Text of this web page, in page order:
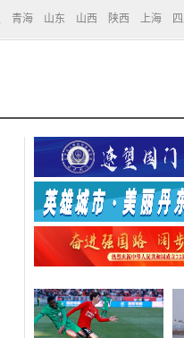
青海 山东 山西 陕西 上海 四